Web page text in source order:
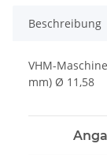
Beschreibung
VHM-
mm) Ø 11,58